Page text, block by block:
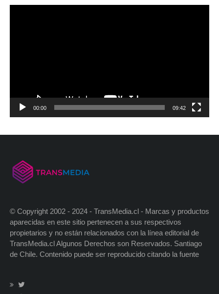
00:00 09:42
© Copyright 2002 - 2024 - TransMedia.cl - Marcas y productos
aparecidas en este sitio pertenecen a sus respectivos
propietarios y no están relacionados con la línea editorial de
TransMedia.cl Algunos Derechos son Reservados. Santiago
de Chile. Contenido puede ser reproducido citando la fuente